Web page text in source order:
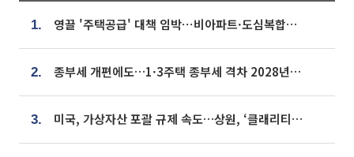
1. 영끌 '주택공급' 대책 임박⋯비아파트·도심복합까지 총동원
2. 종부세 개편에도…1·3주택 종부세 격차 2028년부터 확대
3. 미국, 가상자산 포괄 규제 속도…상원, ‘클래리티법’ 9월 절차투표 추진